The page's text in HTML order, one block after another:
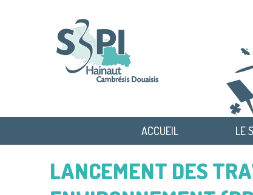
ACCUEIL LE
LANCEMENT DES